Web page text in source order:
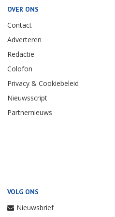
OVER ONS
Contact
Adverteren
Redactie
Colofon
Privacy & Cookiebeleid
Nieuwsscript
Partnernieuws
VOLG ONS
Nieuwsbrief